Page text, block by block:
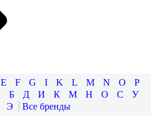
E F G I K L M N O
P
Б Д И К М Н О С
У
Э